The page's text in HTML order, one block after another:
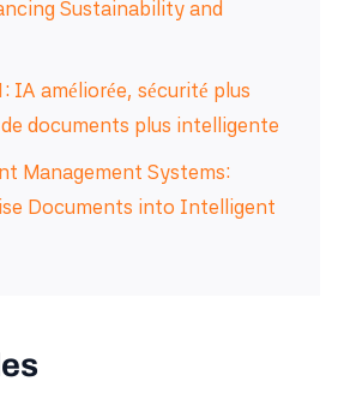
Sustainability and
IA améliorée, sécurité plus
documents plus intelligente
Management Systems:
Documents into Intelligent